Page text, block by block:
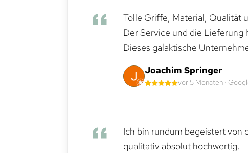
Tolle Griffe, Material, Qualität
Der Service und die Lieferung
Dieses galaktische
Joachim Springer
vor 5 Monaten ·
Ich bin rundum begeistert von
qualitativ absolut hochwertig.